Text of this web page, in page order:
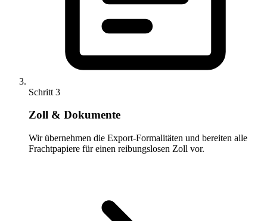
Schritt 3
Zoll & Dokumente
Wir übernehmen die Export-Formalitäten und bereiten alle
Frachtpapiere für einen reibungslosen Zoll vor.